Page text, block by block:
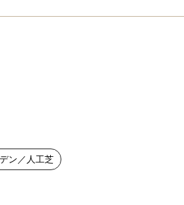
ン／人工芝